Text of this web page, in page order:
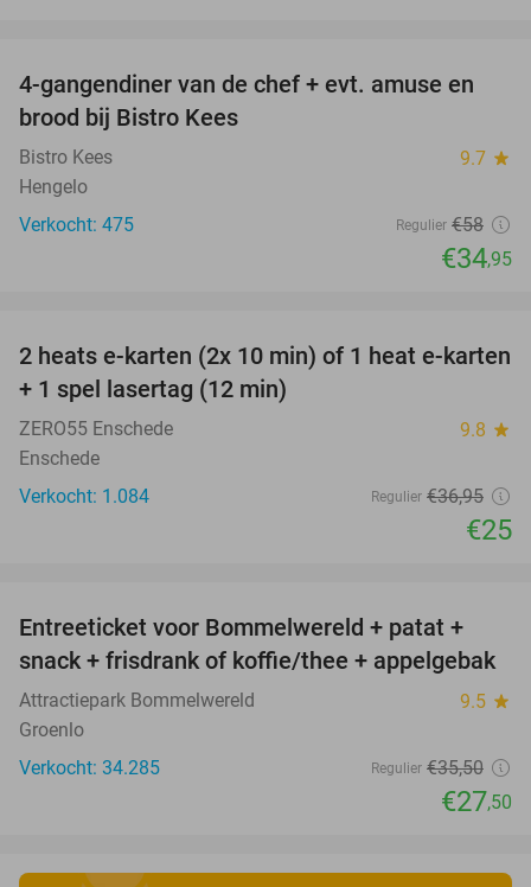
40%
4-gangendiner van de chef + evt. amuse en
brood bij Bistro Kees
Bistro Kees 9.7 star
Hengelo
Verkocht: 475
Regulier €58
€34,95
32%
2 heats e-karten (2x 10 min) of 1 heat e-karten
+ 1 spel lasertag (12 min)
ZERO55 Enschede 9.8 star
Enschede
Verkocht: 1.084
Regulier €36,95
€25
23%
Entreeticket voor Bommelwereld + patat +
snack + frisdrank of koffie/thee + appelgebak
Attractiepark Bommelwereld 9.5 star
Groenlo
Verkocht: 34.285
Regulier €35,50
€27,50